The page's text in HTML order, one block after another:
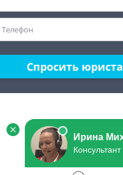
Спросить юриста